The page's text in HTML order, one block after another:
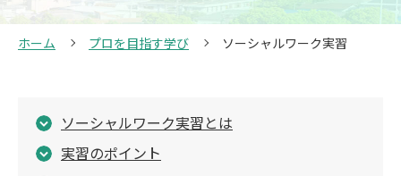
ホーム プロを目指す学び ソーシャルワーク実習
ソーシャルワーク実習とは
実習のポイント